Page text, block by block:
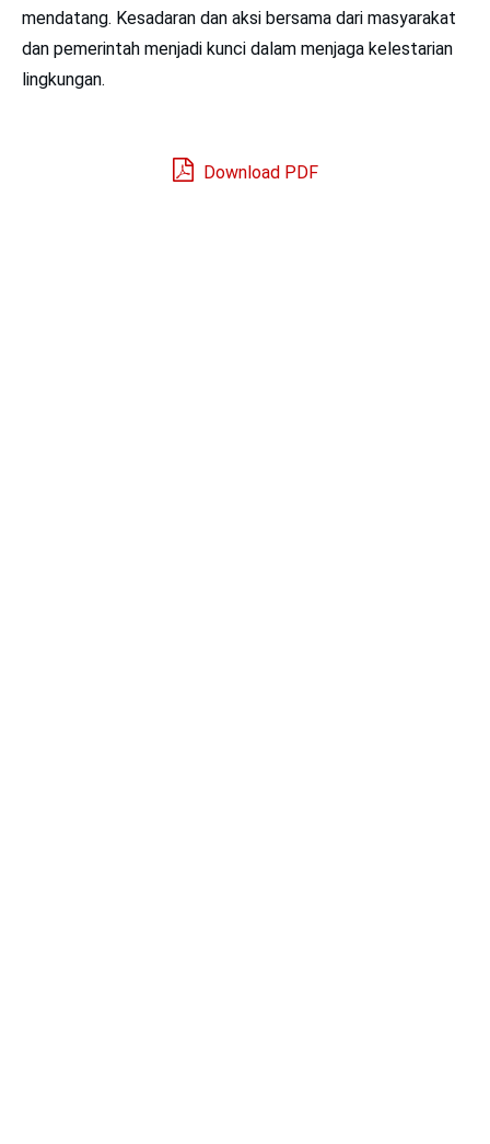
mendatang. Kesadaran dan aksi bersama dari masyarakat
dan pemerintah menjadi kunci dalam menjaga kelestarian
lingkungan.
Download PDF